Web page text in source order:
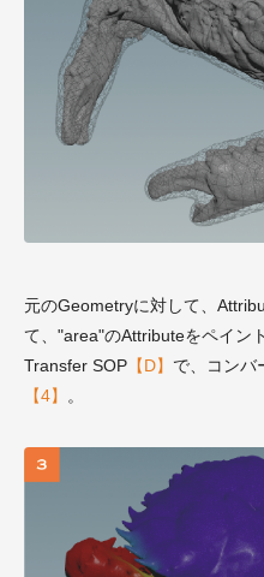
元のGeometryに対して、
て、"area"のAttributeをペイン
Transfer SOP 【D】 で、コンバ
【4】
。